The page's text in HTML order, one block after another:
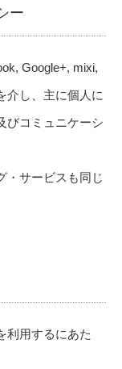
ー
Google+, mixi,
介し、主に個人に
びコミュニケーシ
サービスも同じ
利用するにあた